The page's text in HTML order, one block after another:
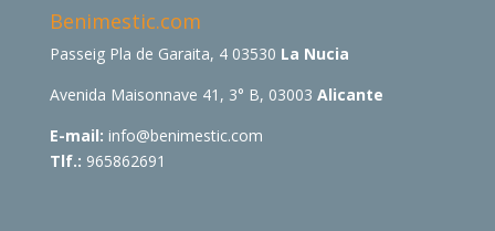
Benimestic.com
Passeig Pla de Garaita, 4 03530 La Nucia
Avenida Maisonnave 41, 3° B, 03003 Alicante
E-mail: info@benimestic.com
Tlf.: 965862691